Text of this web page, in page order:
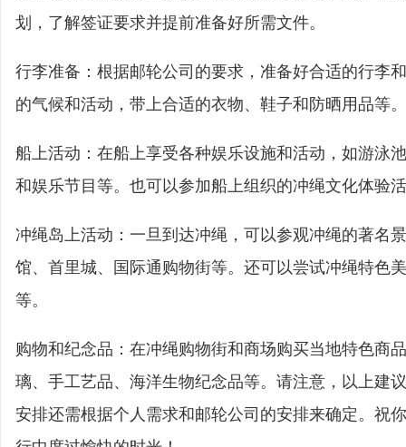
划，了解签证要求并提前准备好所需文件。
行李准备：根据邮轮公司的要求，准备好合适的行李
的气候和活动，带上合适的衣物、鞋子和防晒用品等。
船上活动：在船上享受各种娱乐设施和活动，如游泳
和娱乐节目等。也可以参加船上组织的冲绳文化体验
冲绳岛上活动：一旦到达冲绳，可以参观冲绳的著名
馆、首里城、国际通购物街等。还可以尝试冲绳特色
等。
购物和纪念品：在冲绳购物街和商场购买当地特色商
璃、手工艺品、海洋生物纪念品等。请注意，以上建
安排还需根据个人需求和邮轮公司的安排来确定。祝